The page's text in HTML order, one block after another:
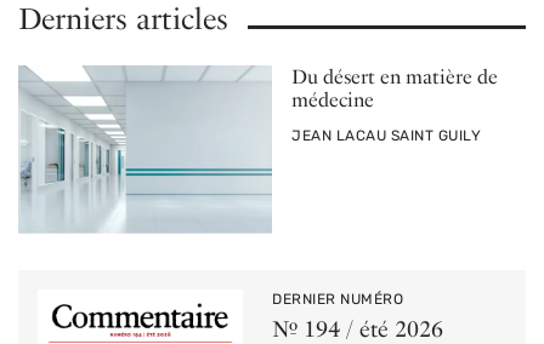
Derniers articles
Du désert en matière de
médecine
PAR
JEAN LACAU SAINT GUILY
DERNIER NUMÉRO
Nº 194 / été 2026